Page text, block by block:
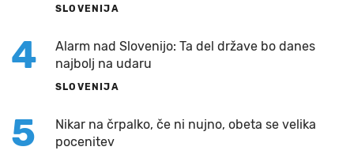
SLOVENIJA
4
Alarm nad Slovenijo: Ta del države bo danes
najbolj na udaru
SLOVENIJA
5
Nikar na črpalko, če ni nujno, obeta se velika
pocenitev